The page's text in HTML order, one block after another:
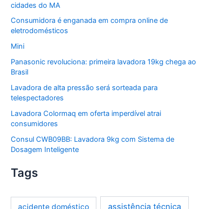
cidades do MA
Consumidora é enganada em compra online de
eletrodomésticos
Mini
Panasonic revoluciona: primeira lavadora 19kg chega ao
Brasil
Lavadora de alta pressão será sorteada para
telespectadores
Lavadora Colormaq em oferta imperdível atrai
consumidores
Consul CWB09BB: Lavadora 9kg com Sistema de
Dosagem Inteligente
Tags
acidente doméstico assistência técnica